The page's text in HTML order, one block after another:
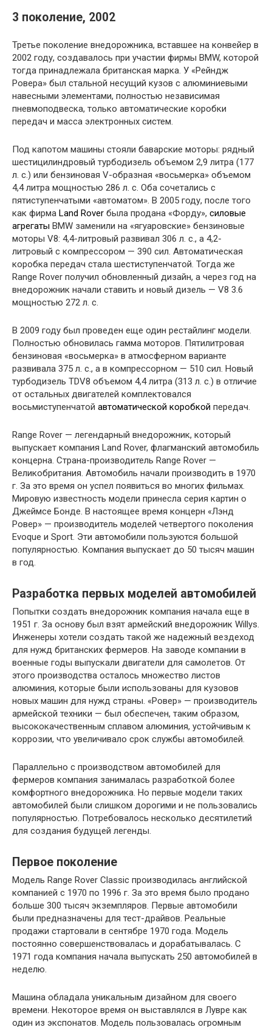
3 поколение, 2002
Третье поколение внедорожника, вставшее на конвейер в
2002 году, создавалось при участии фирмы BMW, которой
тогда принадлежала британская марка. У «Рейндж
Ровера» был стальной несущий кузов с алюминиевыми
навесными элементами, полностью независимая
пневмоподвеска, только автоматические коробки
передач и масса электронных систем.
Под капотом машины стояли баварские моторы: рядный
шестицилиндровый турбодизель объемом 2,9 литра (177
л. с.) или бензиновая V-образная «восьмерка» объемом
4,4 литра мощностью 286 л. с. Оба сочетались с
пятиступенчатыми «автоматом». В 2005 году, после того
как фирма Land Rover была продана «Форду», силовые
агрегаты BMW заменили на «ягуаровские» бензиновые
моторы V8: 4,4-литровый развивал 306 л. с., а 4,2-
литровый с компрессором — 390 сил. Автоматическая
коробка передач стала шестиступенчатой. Тогда же
Range Rover получил обновленный дизайн, а через год на
внедорожник начали ставить и новый дизель — V8 3.6
мощностью 272 л. с.
В 2009 году был проведен еще один рестайлинг модели.
Полностью обновилась гамма моторов. Пятилитровая
бензиновая «восьмерка» в атмосферном варианте
развивала 375 л. с., а в компрессорном — 510 сил. Новый
турбодизель TDV8 объемом 4,4 литра (313 л. с.) в отличие
от остальных двигателей комплектовался
восьмиступенчатой автоматической коробкой передач.
Range Rover — легендарный внедорожник, который
выпускает компания Land Rover, флагманский автомобиль
концерна. Страна-производитель Range Rover —
Великобритания. Автомобиль начали производить в 1970
г. За это время он успел появиться во многих фильмах.
Мировую известность модели принесла серия картин о
Джеймсе Бонде. В настоящее время концерн «Лэнд
Ровер» — производитель моделей четвертого поколения
Evoque и Sport. Эти автомобили пользуются большой
популярностью. Компания выпускает до 50 тысяч машин
в год.
Разработка первых моделей автомобилей
Попытки создать внедорожник компания начала еще в
1951 г. За основу был взят армейский внедорожник Willys.
Инженеры хотели создать такой же надежный вездеход
для нужд британских фермеров. На заводе компании в
военные годы выпускали двигатели для самолетов. От
этого производства осталось множество листов
алюминия, которые были использованы для кузовов
новых машин для нужд страны. «Ровер» — производитель
армейской техники — был обеспечен, таким образом,
высококачественным сплавом алюминия, устойчивым к
коррозии, что увеличивало срок службы автомобилей.
Параллельно с производством автомобилей для
фермеров компания занималась разработкой более
комфортного внедорожника. Но первые модели таких
автомобилей были слишком дорогими и не пользовались
популярностью. Потребовалось несколько десятилетий
для создания будущей легенды.
Первое поколение
Модель Range Rover Classic производилась английской
компанией с 1970 по 1996 г. За это время было продано
больше 300 тысяч экземпляров. Первые автомобили
были предназначены для тест-драйвов. Реальные
продажи стартовали в сентябре 1970 года. Модель
постоянно совершенствовалась и дорабатывалась. С
1971 года компания начала выпускать 250 автомобилей в
неделю.
Машина обладала уникальным дизайном для своего
времени. Некоторое время он выставлялся в Лувре как
один из экспонатов. Модель пользовалась огромным